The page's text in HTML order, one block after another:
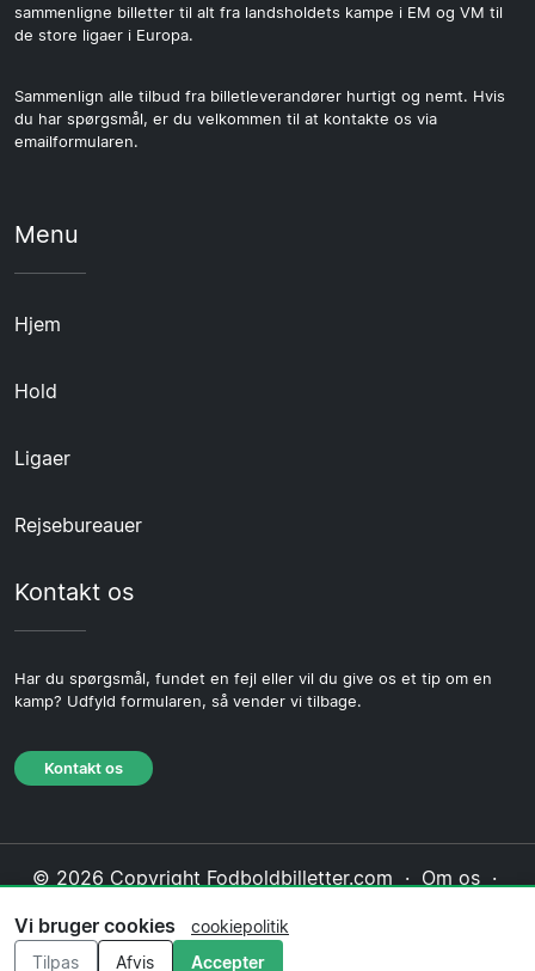
sammenligne billetter til alt fra landsholdets kampe i EM og VM til
de store ligaer i Europa.
Sammenlign alle tilbud fra billetleverandører hurtigt og nemt. Hvis
du har spørgsmål, er du velkommen til at kontakte os via
emailformularen.
Menu
Hjem
Hold
Ligaer
Rejsebureauer
Kontakt os
Har du spørgsmål, fundet en fejl eller vil du give os et tip om en
kamp? Udfyld formularen, så vender vi tilbage.
Kontakt os
© 2026 Copyright Fodboldbilletter.com · Om os ·
Redaktionel politik
Vi bruger cookies
cookiepolitik
Tilpas
Afvis Accepter